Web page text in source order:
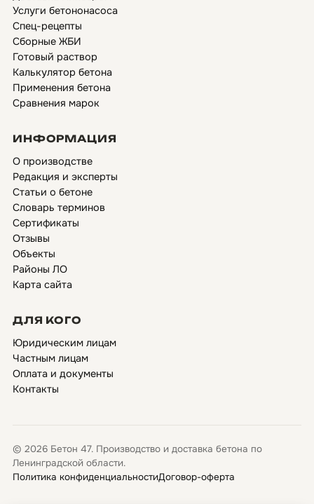
Услуги бетононасоса
Спец-рецепты
Сборные ЖБИ
Готовый раствор
Калькулятор бетона
Применения бетона
Сравнения марок
ИНФОРМАЦИЯ
О производстве
Редакция и эксперты
Статьи о бетоне
Словарь терминов
Сертификаты
Отзывы
Объекты
Районы ЛО
Карта сайта
ДЛЯ КОГО
Юридическим лицам
Частным лицам
Оплата и документы
Контакты
© 2026 Бетон 47. Производство и доставка бетона по
Ленинградской области.
Политика конфиденциальностиДоговор-оферта